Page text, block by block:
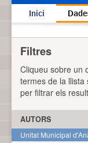
Inici
Filtres
Cliqueu sobre un
termes de la llista
per filtrar els
AUTORS
Unitat Municipal